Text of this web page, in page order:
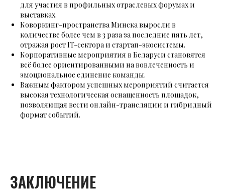
для участия в профильных отраслевых форумах и
выставках.
Коворкинг-пространства Минска выросли в
количестве более чем в 3 раза за последние пять лет,
отражая рост IT-сектора и стартап-экосистемы.
Корпоративные мероприятия в Беларуси становятся
всё более ориентированными на вовлеченность и
эмоциональное единение команды.
Важным фактором успешных мероприятий считается
высокая технологическая оснащенность площадок,
позволяющая вести онлайн-трансляции и гибридный
формат событий.
ЗАКЛЮЧЕНИЕ